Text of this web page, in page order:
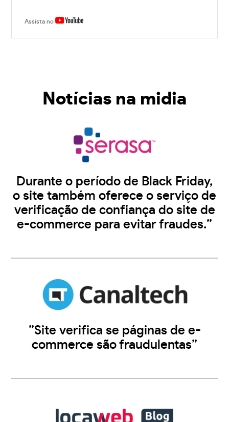
Assista no
Notícias na midia
Durante o período de Black Friday,
o site também oferece o serviço de
verificação de confiança do site de
e-commerce para evitar fraudes.”
”Site verifica se páginas de e-
commerce são fraudulentas”